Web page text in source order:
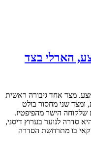
הארלי בצד
מצד אחד גיבורה ראשית
ומצד שני מחסור בולט
שלקוחה הישר מהפיפטיז.
סדרה לנוער בערוץ דיסני,
בו מתרחשת הסדרה